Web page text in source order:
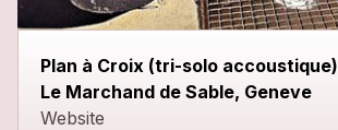
Plan à Croix (tri-solo accoustique)
Le Marchand de Sable, Geneve
Website